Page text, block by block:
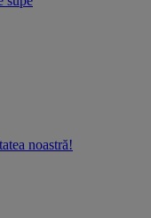
noastră!